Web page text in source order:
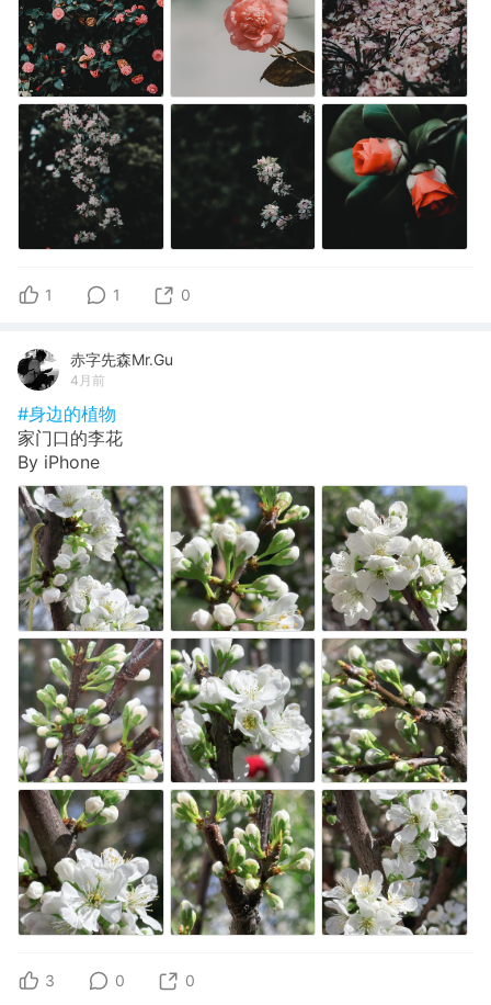
1 1 0
赤字先森Mr.Gu
4月前
#身边的植物
家门口的李花
By iPhone
3 0 0